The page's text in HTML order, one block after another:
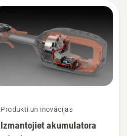
pavisam jauns akumulatoru
stāsta Johans Svenungs
(Johan Svennung),
Husqvarna elektrisko un ar
akumulatoru darbināmo
rokā turamo produktu
nodaļas vadītājs.
Produkti un inovācijas
Izmantojiet akumulatora